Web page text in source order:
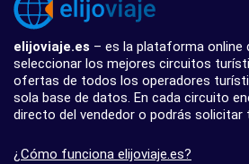
elijoviaje.es – es la plataforma online
seleccionar los mejores circuitos
ofertas de todos los operadores
sola base de datos. En cada circuito
directo del vendedor o podrás solicitar
¿Cómo funciona elijoviaje.es?